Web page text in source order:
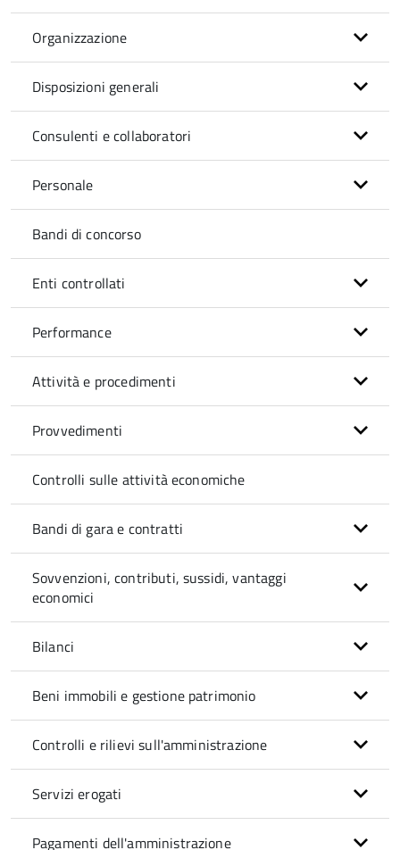
Organizzazione
Disposizioni generali
Consulenti e collaboratori
Personale
Bandi di concorso
Enti controllati
Performance
Attività e procedimenti
Provvedimenti
Controlli sulle attività economiche
Bandi di gara e contratti
Sovvenzioni, contributi, sussidi, vantaggi
economici
Bilanci
Beni immobili e gestione patrimonio
Controlli e rilievi sull'amministrazione
Servizi erogati
Pagamenti dell'amministrazione